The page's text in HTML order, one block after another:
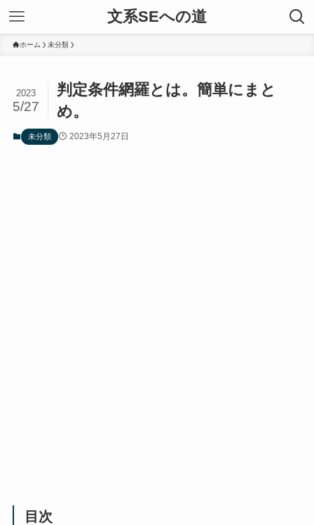
文系SEへの道
ホーム 未分類
判定条件網羅とは。簡単にまと
め。
2023
5/27
未分類 2023年5月27日
目次